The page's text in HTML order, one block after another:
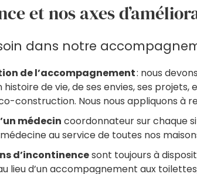
et nos axes
dans notre
de l’accompagnement: nous
de vie, de ses envies, ses projets,
construction. Nous nous appliquons à
médecin coordonnateur sur chaque
au service de toutes nos
d’incontinencesont toujours à
lieu d’un accompagnement aux